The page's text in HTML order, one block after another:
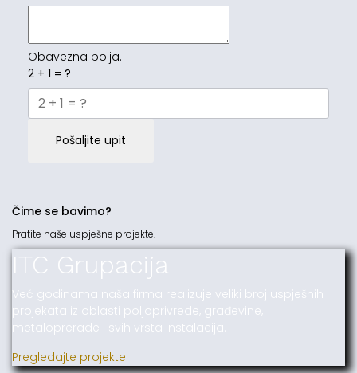
Obavezna polja.
2 + 1 = ?
Pošaljite upit
Čime se bavimo?
Pratite naše uspješne projekte.
ITC Grupacija
Već godinama naša firma realizuje veliki broj uspješnih
projekata iz oblasti poljoprivrede, građevine,
metaloprerade i svih vrsta instalacija.
Pregledajte projekte